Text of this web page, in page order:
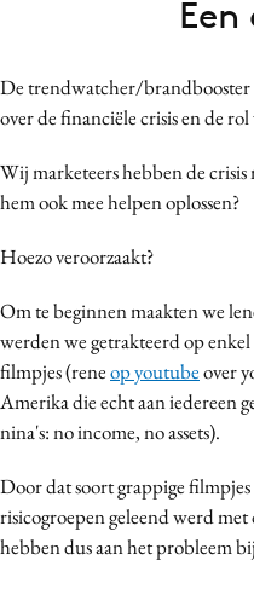
Carriere
Contentmarketing
Craft
Customer Experience
Digital transformation
Diversiteit
Effectiviteit
Gedragsverandering
Interne communicatie
Martech
De trendwatcher/
over de financiële crisis en de
Wij marketeers hebben de
hem ook mee helpen oplossen?
Hoezo veroorzaakt?
Om te beginnen maakten we
werden we getrakteerd op enkel
filmpjes (reneop youtubeover
Amerika die echt aan iedereen
nina's: no income, no assets).
Door dat soort grappige filmpjes
risicogroepen geleend werd
hebben dus aan het probleem